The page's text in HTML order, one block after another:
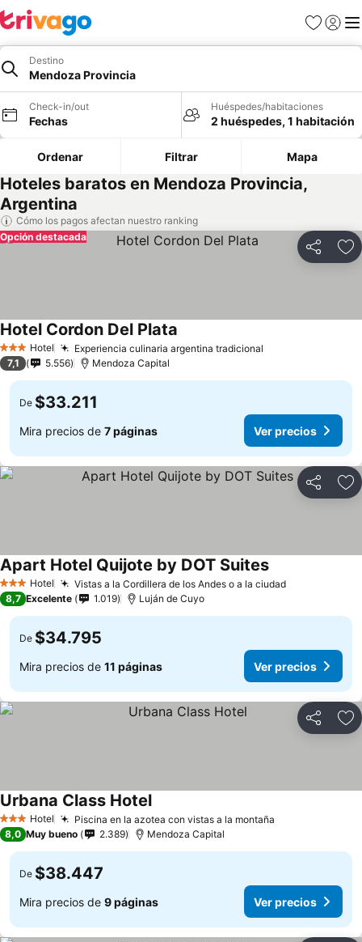
Favoritos
Iniciar
Destino
Mendoza Provincia
Check-in/out
Fechas
Huéspedes/habitaciones
2 huéspedes, 1 habitación
Ordenar Filtrar Mapa
Hoteles baratos en Mendoza Provincia,
Argentina
Cómo los pagos afectan nuestro ranking
Compartir
Opción destacada
3 Estrellas
Hotel Experiencia culinaria argentina tradicional
Hotel Cordon Del Plata
7,1 5.556 Mendoza Capital
De $33.211
Mira precios de 7 páginas Ver precios
Compartir
3 Estrellas
Hotel Vistas a la Cordillera de los Andes o a la ciudadVer precios
Apart Hotel Quijote by DOT SuitesVer precios
8,7 Excelente 1.019 Luján de Cuyo
De $34.795
Mira precios de 11 páginas Ver precios
Compartir
3 Estrellas
Hotel Piscina en la azotea con vistas a la montaña
Urbana Class HotelVer precios
8,0 Muy bueno 2.389 Mendoza Capital
De $38.447
Mira precios de 9 páginas Ver precios